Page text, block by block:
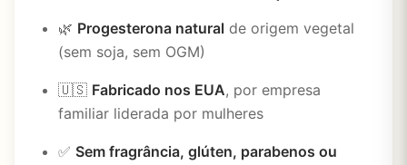
🌿 Progesterona natural de origem vegetal
(sem soja, sem OGM)
🇺🇸 Fabricado nos EUA, por empresa
familiar liderada por mulheres
✅ Sem fragrância, glúten, parabenos ou